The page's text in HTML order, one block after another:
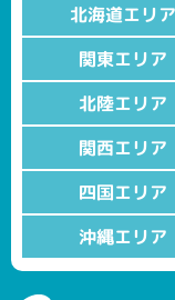
北海道エリア
関東エリア
北陸エリア
関西エリア
四国エリア
沖縄エリア